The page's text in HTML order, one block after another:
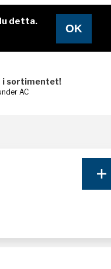
detta.
i sortimentet!
AC